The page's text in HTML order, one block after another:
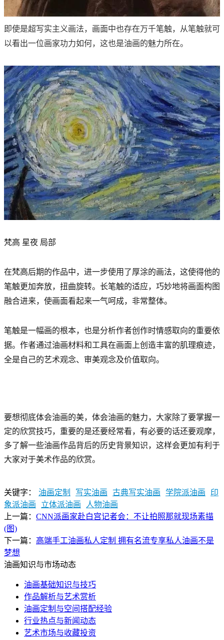
即使是超写实主义画法，画面中也存在万千笔触，从笔触就可
以看出一位画家功力如何，这也是油画的魅力所在。
梵高 星夜 局部
在梵高后期的作品中，进一步使用了厚涂的画法，这使得他的
笔触更加奔放，扭曲旋转。长笔触的适应，巧妙地将画面构图
融合进来，使画面看起来一气呵成，非常整体。
笔触是一幅画的根本，也是分析作者创作时情感取向的重要依
据。作者通过油画材料和工具在画面上创造丰富的肌理痕迹，
全是自己的艺术观念、审美观念及价值取向。
要想彻底体会油画的美，体会油画的魅力，大家除了要掌握一
定的欣赏技巧，重要的是还要经常看，有必要的话还要观摩，
多了解一些油画作品背后的历史背景知识，这样会更加有利于
大家对于美术作品的欣赏。
关键字： 油画定制 写实油画 古典写实油画 学院派油画
印
象派油画
立体派油画
人物油画
上一篇： CNN派画家赴白宫记者会：不让拍照那就现场素描
(图)
下一篇： 高端手工油画私人定制 拥有名流专享私人油画不是
梦想
油画知识与市场动态
油画基础知识与技巧
作品解析与艺术赏析
油画定制与空间搭配经验
行业热点与新闻动态
艺术市场与收藏投资